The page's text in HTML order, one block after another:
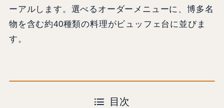
ーアルします。選べるオーダーメニューに、博多名
物を含む約40種類の料理がビュッフェ台に並びま
す。
目次